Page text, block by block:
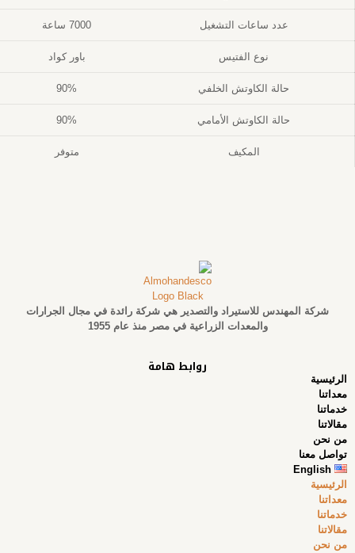
عدد ساعات التشغيل 7000 ساعة
نوع الفتيس باور كواد
حالة الكاوتش الخلفي 90%
حالة الكاوتش الأمامي 90%
المكيف متوفر
شركة المهندس للاستيراد والتصدير هي شركة رائدة في مجال الجرارات
والمعدات الزراعية في مصر منذ عام 1955
روابط هامة
الرئيسية
معداتنا
خدماتنا
مقالاتنا
من نحن
تواصل معنا
English
الرئيسية
معداتنا
خدماتنا
مقالاتنا
من نحن